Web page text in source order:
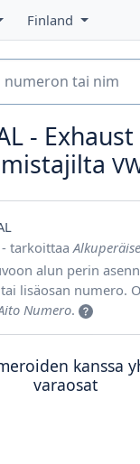
Finland
-
- tarkoittaa
alun perin
lisäosan numero.
Numero.
kanssa
varaosat